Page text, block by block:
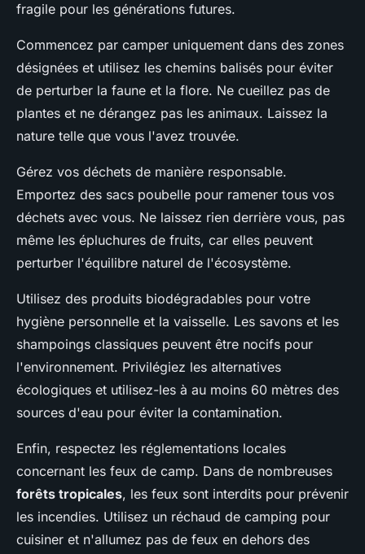
fragile pour les générations futures.
Commencez par camper uniquement dans des zones
désignées et utilisez les chemins balisés pour éviter
de perturber la faune et la flore. Ne cueillez pas de
plantes et ne dérangez pas les animaux. Laissez la
nature telle que vous l'avez trouvée.
Gérez vos déchets de manière responsable.
Emportez des sacs poubelle pour ramener tous vos
déchets avec vous. Ne laissez rien derrière vous, pas
même les épluchures de fruits, car elles peuvent
perturber l'équilibre naturel de l'écosystème.
Utilisez des produits biodégradables pour votre
hygiène personnelle et la vaisselle. Les savons et les
shampoings classiques peuvent être nocifs pour
l'environnement. Privilégiez les alternatives
écologiques et utilisez-les à au moins 60 mètres des
sources d'eau pour éviter la contamination.
Enfin, respectez les réglementations locales
concernant les feux de camp. Dans de nombreuses
forêts tropicales, les feux sont interdits pour prévenir
les incendies. Utilisez un réchaud de camping pour
cuisiner et n'allumez pas de feux en dehors des